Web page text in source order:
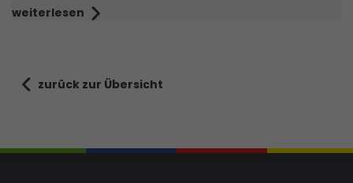
weiterlesen
zurück zur Übersicht